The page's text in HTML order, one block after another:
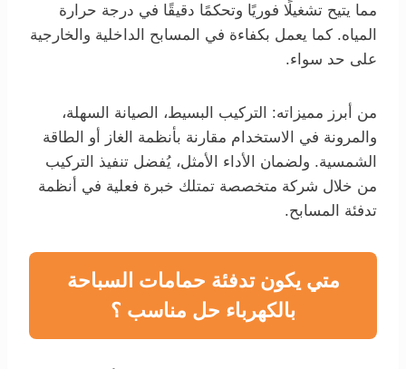
مما يتيح تشغيلًا فوريًا وتحكمًا دقيقًا في درجة حرارة
المياه. كما يعمل بكفاءة في المسابح الداخلية والخارجية
على حد سواء.
من أبرز مميزاته: التركيب البسيط، الصيانة السهلة،
والمرونة في الاستخدام مقارنة بأنظمة الغاز أو الطاقة
الشمسية. ولضمان الأداء الأمثل، يُفضل تنفيذ التركيب
من خلال شركة متخصصة تمتلك خبرة فعلية في أنظمة
تدفئة المسابح.
متي يكون تدفئة حمامات السباحة
بالكهرباء حل مناسب ؟